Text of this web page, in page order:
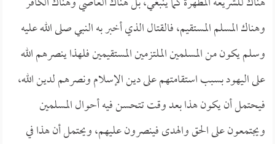
وهناك المسلم المستقيم، فالقتال الذي أخبر به النبي صلى الله عليه
وسلم يكون من المسلمين الملتزمين المستقيمين فلهذا ينصرهم الله
على اليهود بسبب استقامتهم على دين الإسلام ونصرهم لدين الله،
فيحتمل أن يكون هذا بعد وقت تتحسن فيه أحوال المسلمين
ويجتمعون على الحق والهدى فينصرون عليهم، ويحتمل أن هذا في